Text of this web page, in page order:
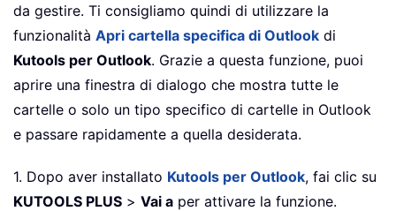
da gestire. Ti consigliamo quindi di utilizzare la
funzionalità Apri cartella specifica di Outlook di
Kutools per Outlook. Grazie a questa funzione, puoi
aprire una finestra di dialogo che mostra tutte le
cartelle o solo un tipo specifico di cartelle in Outlook
e passare rapidamente a quella desiderata.
1. Dopo aver installato Kutools per Outlook, fai clic su
KUTOOLS PLUS > Vai a per attivare la funzione.